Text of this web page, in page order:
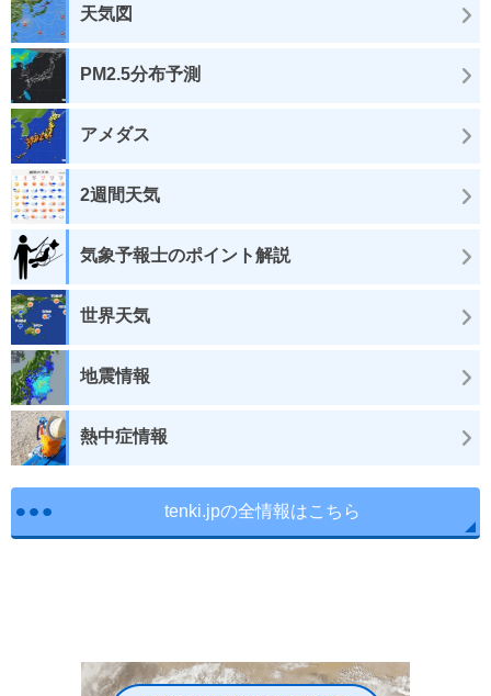
天気図
PM2.5分布予測
アメダス
2週間天気
気象予報士のポイント解説
世界天気
地震情報
熱中症情報
tenki.jpの全情報はこちら